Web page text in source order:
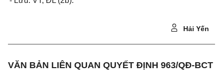
Hải Yến
VĂN BẢN LIÊN QUAN QUYẾT ĐỊNH 963/QĐ-BCT